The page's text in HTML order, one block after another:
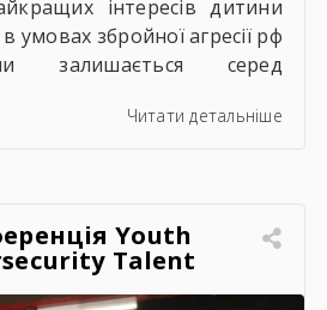
інтересів дитини
умовах збройної агресії рф
залишається серед
агресором активно
проти основ
зокрема малолітніх та
З метою мінімізації […]
Читати детальніше
Youth
Talent